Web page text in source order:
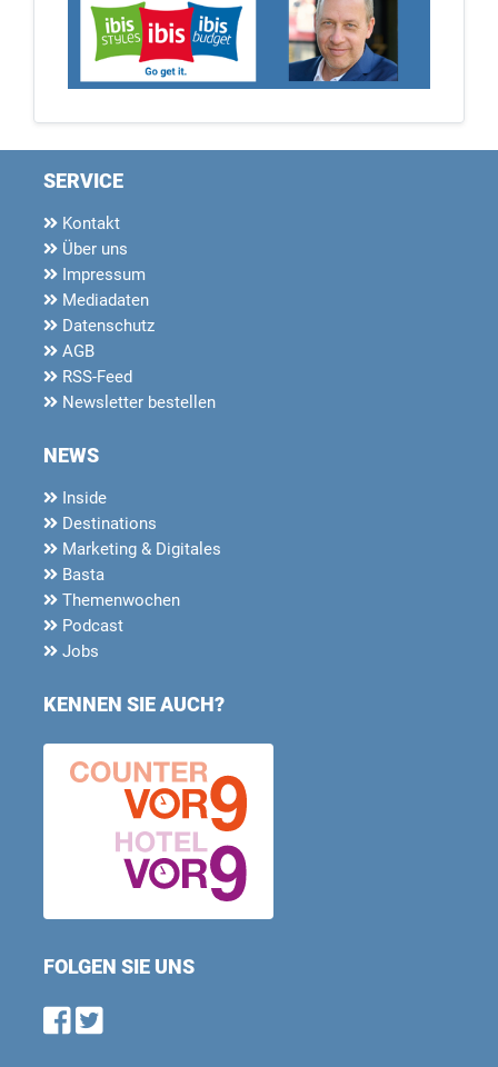
SERVICE
Kontakt
Über uns
Impressum
Mediadaten
Datenschutz
AGB
RSS-Feed
Newsletter bestellen
NEWS
Inside
Destinations
Marketing & Digitales
Basta
Themenwochen
Podcast
Jobs
KENNEN SIE AUCH?
FOLGEN SIE UNS
Find us on Facebook
Follow us on Twitter